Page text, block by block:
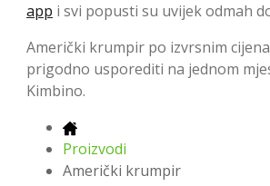
app i svi popusti su uvijek odmah
Američki krumpir po izvrsnim
prigodno usporediti na jednom
Kimbino.
Proizvodi
Američki krumpir